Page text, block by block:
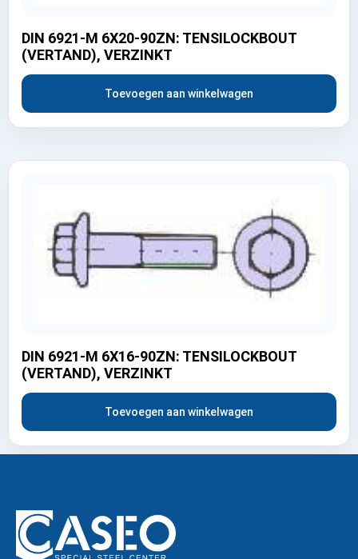
DIN 6921-M 6X20-90ZN: TENSILOCKBOUT
(VERTAND), VERZINKT
Toevoegen aan winkelwagen
DIN 6921-M 6X16-90ZN: TENSILOCKBOUT
(VERTAND), VERZINKT
Toevoegen aan winkelwagen